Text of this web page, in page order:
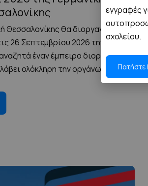
Θεσσαλονίκης θα διοργανώσει
26 Σεπτεμβρίου 2026 την γιορτή
έναν έμπειρο διοργανωτή,
ολόκληρη την οργάνωση της
εγγραφές
σχολείου.
Πατήστε